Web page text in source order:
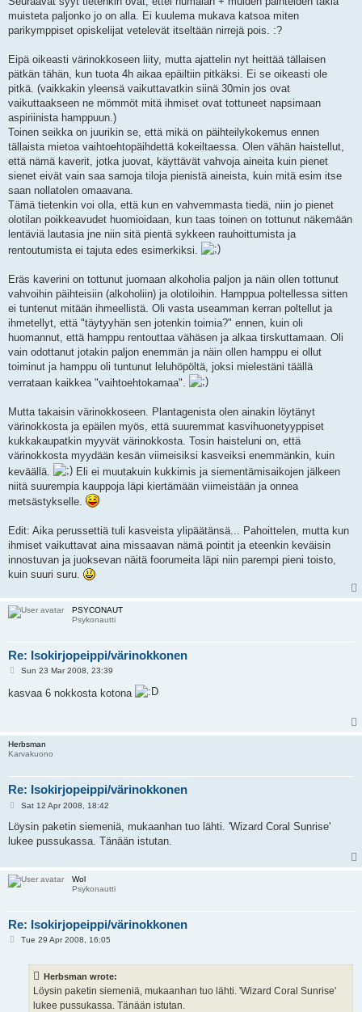
muisteta paljonko jo on alla. Ei kuulema mukava katsoa miten
parikymppiset opiskelijat vetelevät itseltään nirrejä pois. :?
Eipä oikeasti värinokkoseen liity, mutta ajattelin nyt heittää tällaisen
pätkän tähän, kun tuota 4h aikaa epäiltiin pitkäksi. Ei se oikeasti ole
pitkä. (vaikkakin yleensä vaikuttavatkin siinä 30min jos ovat
vaikuttaakseen ne mömmöt mitä ihmiset ovat tottuneet napsimaan
aspiriinista hamppuun.)
Toinen seikka on juurikin se, että mikä on päihteilykokemus ennen
tällaista mietoa vaihtoehtopäihdettä kokeiltaessa. Olen vähän haistellut,
että nämä kaverit, jotka juovat, käyttävät vahvoja aineita kuin pienet
sienet eivät vain saa samoja tiloja pienistä aineista, kuin mitä esim itse
saan nollatolen omaavana.
Tämä tietenkin voi olla, että kun en vahvemmasta tiedä, niin jo pienet
olotilan poikkeavudet huomioidaan, kun taas toinen on tottunut näkemään
lentäviä lautasia jne niin sitä pientä sykkeen rauhoittumista ja
rentoutumista ei tajuta edes esimerkiksi.
Eräs kaverini on tottunut juomaan alkoholia paljon ja näin ollen tottunut
vahvoihin päihteisiin (alkoholiin) ja olotiloihin. Hamppua poltellessa sitten
ei tuntenut mitään ihmeellistä. Oli vasta useamman kerran poltellut ja
ihmetellyt, että "täytyyhän sen jotenkin toimia?" ennen, kuin oli
huomannut, että hamppu rentouttaa vähäsen ja alkaa tirskuttamaan. Oli
vain odottanut jotakin paljon enemmän ja näin ollen hamppu ei ollut
toiminut ja hamppu oli tuntunut leluhöpöltä, joksi mielestäni täällä
verrataan kaikkea "vaihtoehtokamaa".
Mutta takaisin värinokkoseen. Plantagenista olen ainakin löytänyt
värinokkosta ja epäilen myös, että suuremmat kasvihuonetyyppiset
kukkakaupatkin myyvät värinokkosta. Tosin haisteluni on, että
värinokkosta myydään kesän viimeisiksi kasveiksi enemmänkin, kuin
keväällä.
Eli ei muutakuin kukkimis ja siementämisaikojen jälkeen
niitä suurempia kauppoja läpi kiertämään viimeistään ja onnea
metsästykselle.
Edit: Aika perussettiä tuli kasveista ylipäätänsä... Pahoittelen, mutta kun
ihmiset vaikuttavat aina missaavan nämä pointit ja eteenkin keväisin
innostuvan ja juoksevan näitä foorumeita läpi niin parempi pieni toisto,
kuin suuri suru.
PSYCONAUT
Psykonautti
Re: Isokirjopeippi/värinokkonen
P
s
t
Sun 23 Mar 2008, 23:39
kasvaa 6 nokkosta kotona
Herbsman
Karvakuono
Re: Isokirjopeippi/värinokkonen
P
s
t
Sat 12 Apr 2008, 18:42
Löysin paketin siemeniä, mukaanhan tuo lähti. 'Wizard Coral Sunrise'
lukee pussukassa. Tänään istutan.
Wol
Psykonautti
Re: Isokirjopeippi/värinokkonen
PTue 29 Apr 2008, 16:05
Herbsman wrote:
Löysin paketin siemeniä, mukaanhan tuo lähti. 'Wizard Coral Sunrise'
lukee pussukassa. Tänään istutan.